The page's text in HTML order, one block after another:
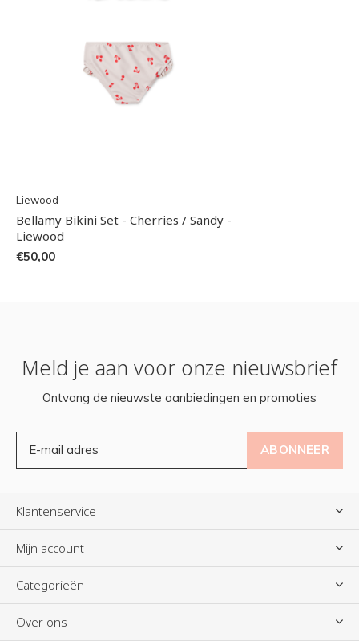
Liewood
Bellamy Bikini Set - Cherries / Sandy -
Liewood
€50,00
Meld je aan voor onze nieuwsbrief
Ontvang de nieuwste aanbiedingen en promoties
ABONNEER
Klantenservice
Mijn account
Categorieën
Over ons